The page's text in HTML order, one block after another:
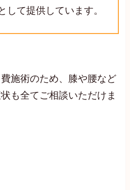
して提供しています。
施術のため、膝や腰など
も全てご相談いただけま